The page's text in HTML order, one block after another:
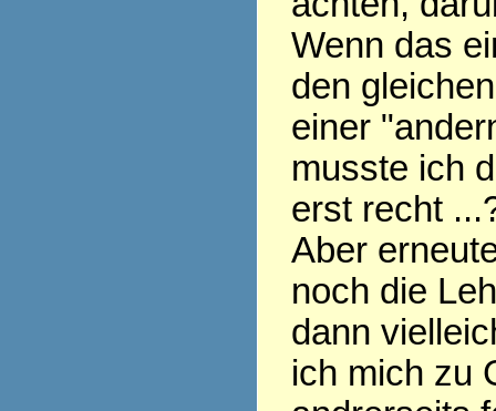
Wenn das
den
einer
musste ich
erst recht
Aber
noch die
dann
ich mich zu